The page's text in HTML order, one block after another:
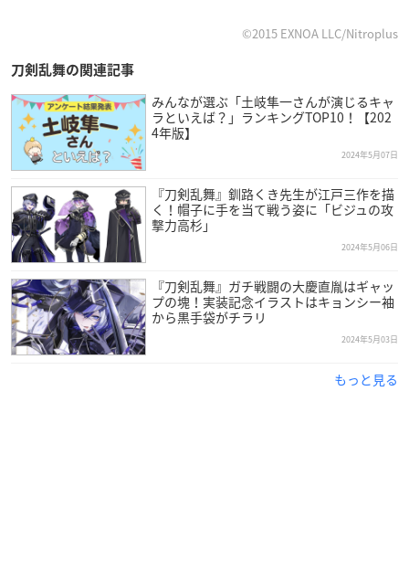
©2015 EXNOA LLC/Nitroplus
刀剣乱舞の関連記事
みんなが選ぶ「土岐隼一さんが演じるキャ
ラといえば？」ランキングTOP10！【202
4年版】
2024年5月07日
『刀剣乱舞』釧路くき先生が江戸三作を描
く！帽子に手を当て戦う姿に「ビジュの攻
撃力高杉」
2024年5月06日
『刀剣乱舞』ガチ戦闘の大慶直胤はギャッ
プの塊！実装記念イラストはキョンシー袖
から黒手袋がチラリ
2024年5月03日
もっと見る